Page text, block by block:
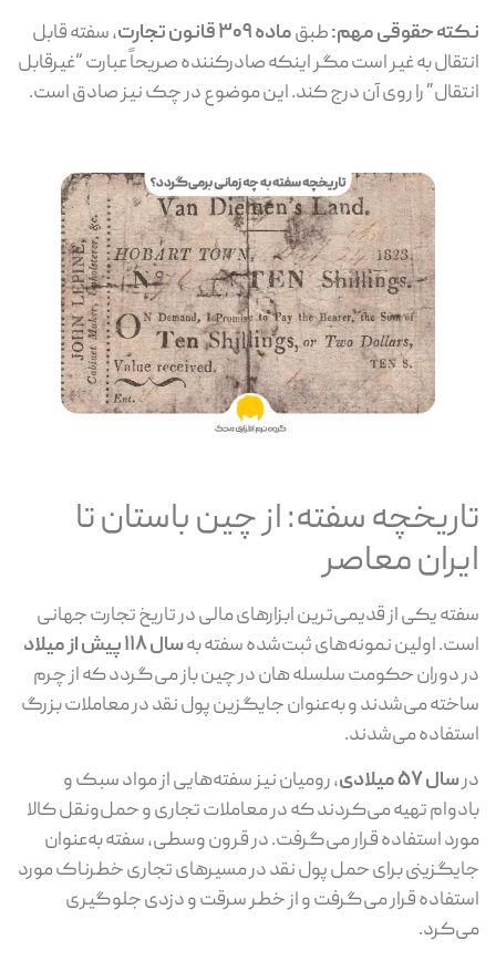
حقوقی مهم:طبقماده 309 قانون تجارت
، سفته قابل
به غیر است مگر اینکه صادرکننده صریحاً عبارت “غیرقابل
را روی آن درج کند. این موضوع در چک نیز صادق است.
سفته: از چین باستان تا
معاصر
یکی از قدیمی‌ترین ابزارهای مالی در تاریخ تجارت جهانی
اولین نمونه‌های ثبت‌شده سفته بهسال 118 پیش از میلاد
دوران حکومت سلسله هان در چین باز می‌گردد که از چرم
می‌شدند و به‌عنوان جایگزین پول نقد در معاملات بزرگ
می‌شدند.
سال 57 میلادی
، رومیان نیز سفته‌هایی از مواد سبک و
تهیه می‌کردند که در معاملات تجاری و حمل‌ونقل کالا
استفاده قرار می‌گرفت. در قرون وسطی، سفته به‌عنوان
برای حمل پول نقد در مسیرهای تجاری خطرناک مورد
قرار می‌گرفت و از خطر سرقت و دزدی جلوگیری